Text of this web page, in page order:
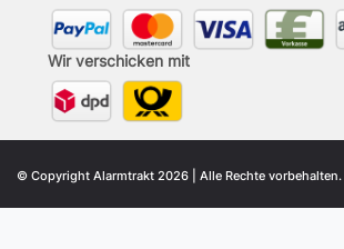
Wir verschicken mit
© Copyright Alarmtrakt 2026 | Alle Rechte vorbehalten.